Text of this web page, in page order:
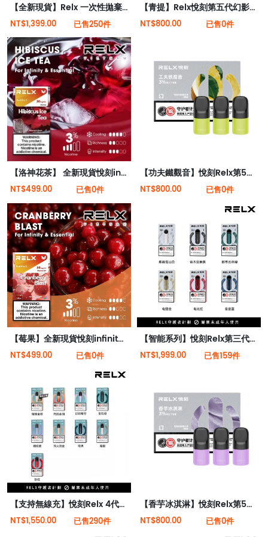
【全新現貨】Relx 一次性拋棄式電子菸6000口
NT$1,399.00 已售250件
【青提】Relx悅刻第五代幻影霧化煙彈
NT$800.00 已售0件
【洛神花茶】 全新現貨悅刻infinity 2六代煙彈(煙彈x1)(通用Relx 4, 5代主機)
NT$499.00 已售0件
【功夫鐵觀音】悅刻Relx第5代幻影霧化煙彈 幽蘭茶韻
NT$800.00 已售0件
【莓果】全新現貨悅刻infinity 2六代煙彈(煙彈x1)(通用Relx 4, 5代主機)
NT$499.00 已售0件
【智能系列】悅刻Relx第三代靈點霧化智能電子煙
NT$1,999.00 已售159件
【支持無線充】悅刻Relx 4代無限霧化電子煙
NT$1,550.00 已售290件
【香芋冰淇淋】悅刻Relx第5代幻影霧化煙彈
NT$800.00 已售0件